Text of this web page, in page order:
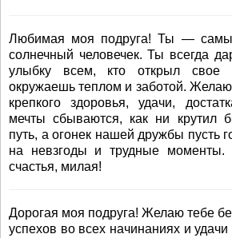
Любимая моя подруга! Ты —
солнечный человечек. Ты всегда
улыбку всем, кто открыл свое
окружаешь теплом и заботой.
крепкого здоровья, удачи,
мечты сбываются, как ни крутил
путь, а огонек нашей дружбы пусть
на невзгоды и трудные моменты.
счастья, милая!
Дорогая моя подруга! Желаю тебе
успехов во всех начинаниях и